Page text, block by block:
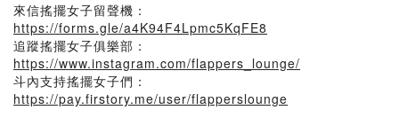
來信搖擺女子留聲機：
https://forms.gle/a4K94F4Lpmc5KqFE8
追蹤搖擺女子俱樂部：
https://www.instagram.com/flappers_lounge/
斗內支持搖擺女子們：
https://pay.firstory.me/user/flapperslounge